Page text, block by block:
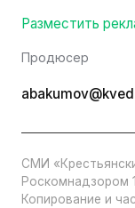
Разместить
Продюсер
СМИ
Роскомнадзором
Копирование и